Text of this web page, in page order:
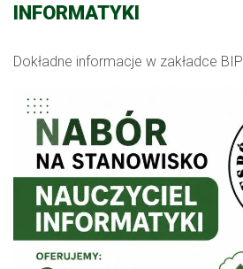
INFORMATYKI
Dokładne informacje w zakładce BIP